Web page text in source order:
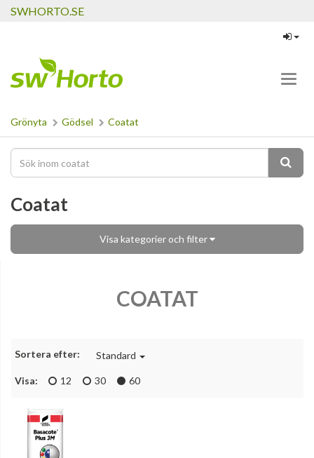
SWHORTO.SE
Grönyta Gödsel Coatat
Coatat
Visa kategorier och filter
COATAT
Sortera efter: Standard
Visa: 12 30 60